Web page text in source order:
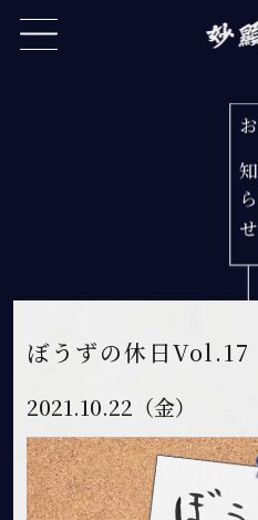
お知ら
せ
ぼうずの休日Vol.17
2021.10.22（金）